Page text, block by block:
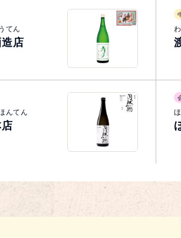
てん
店
んてん